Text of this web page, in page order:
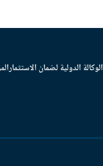
الوكالة الدولية لضمان الاستثمار